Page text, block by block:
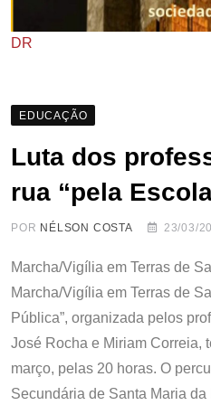
DR
EDUCAÇÃO
Luta dos
rua “pela
POR NÉLSON COSTA 23/03/
Marcha/Vigília em Terras de
Marcha/Vigília em Terras de
Pública”, organizada pelos
José Rocha e Miriam Correia,
março, pelas 20 horas. O
Secundária de Santa Maria